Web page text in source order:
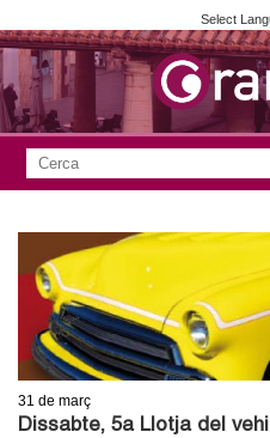
Vés
al
contingut
Select
F
m
l
a
r
31 de març
Dissabte, 5a Llotja del